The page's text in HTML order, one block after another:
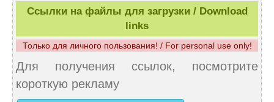
Ссылки на файлы для загрузки / Download
links
Только для личного пользования! / For personal use only!
Для получения ссылок, посмотрите
короткую рекламу